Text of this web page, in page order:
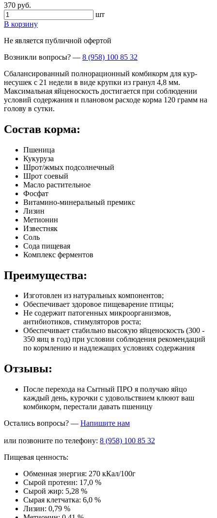
370 руб.
шт
В корзину
Не является публичной офертой
Возникли вопросы? — 8 (958) 100 85 32
Сбалансированный полнорационный комбикорм для кур-
несушек с 21 недели в виде крупки из гранул 4,8 мм.
Максимальная яйценоскость достигается при соблюдении
условий содержания и плановом расходе корма 120 грамм на
голову в сутки.
Состав корма:
Пшеница
Кукуруза
Шрот/жмых подсолнечный
Шрот соевый
Масло растительное
Фосфат
Витамино-минеральный премикс
Лизин
Метионин
Известняк
Соль
Сода пищевая
Комплекс ферментов
Преимущества:
Изготовлен из натуральных компонентов;
Обеспечивает здоровое пищеварение птицы;
Не содержит патогенных микроорганизмов,
антибиотиков, стимуляторов роста;
Обеспечивает стабильно высокую яйценоскость (300 -
350 яиц в год) при условии соблюдения рекомендаций
по кормлению и надлежащих условиях содержания
Отзывы:
После перехода на Сытный ПРО я получаю яйцо
каждый день, курочки с удовольствием клюют ваш
комбикорм, перестали давать пшеницу
Остались вопросы? — Напишите нам
или позвоните по телефону: 8 (958) 100 85 32
Пищевая ценность:
Обменная энергия: 270 кКал/100г
Сырой протеин: 17,0 %
Сырой жир: 5,28 %
Сырая клетчатка: 6,0 %
Лизин: 0,79 %